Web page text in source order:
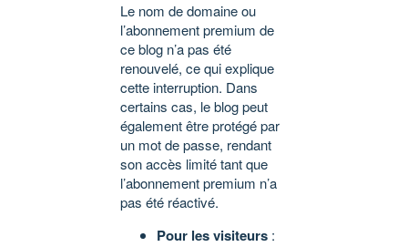
Le nom de domaine ou
l’abonnement premium de
ce blog n’a pas été
renouvelé, ce qui explique
cette interruption. Dans
certains cas, le blog peut
également être protégé par
un mot de passe, rendant
son accès limité tant que
l’abonnement premium n’a
pas été réactivé.
Pour les visiteurs :